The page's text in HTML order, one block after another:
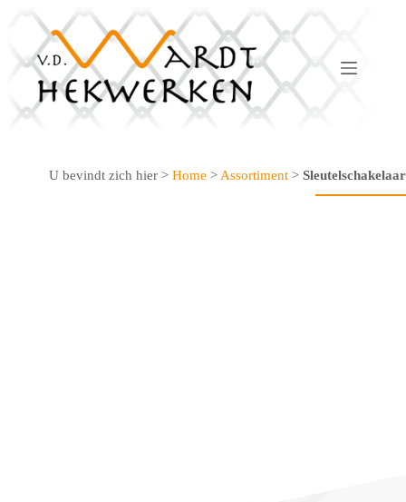
inhoud
U bevindt zich hier > Home > Assortiment > Sleutelschakelaar